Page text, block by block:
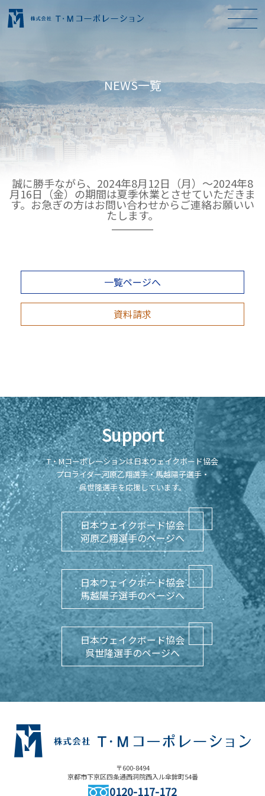
NEWS一覧
誠に勝手ながら、2024年8月12日（月）〜2024年8
月16日（金）の期間は夏季休業とさせていただきま
す。お急ぎの方はお問い合わせからご連絡お願いい
たします。
一覧ページへ
資料請求
Support
T・Mコーポレーションは日本ウェイクボード協会
プロライダー河原乙翔選手・馬越陽子選手・
呉世隆選手を応援しています。
日本ウェイクボード協会
河原乙翔選手のページへ
日本ウェイクボード協会
馬越陽子選手のページへ
日本ウェイクボード協会
呉世隆選手のページへ
〒600-8494
京都市下京区四条通西洞院西入ル傘鉾町54番
0120-117-172